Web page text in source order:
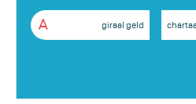
A giraal geld